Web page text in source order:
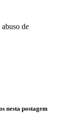
nesta postagem